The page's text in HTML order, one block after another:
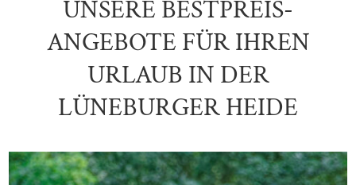
UNSERE BESTPREIS-
ANGEBOTE FÜR IHREN
URLAUB IN DER
LÜNEBURGER HEIDE